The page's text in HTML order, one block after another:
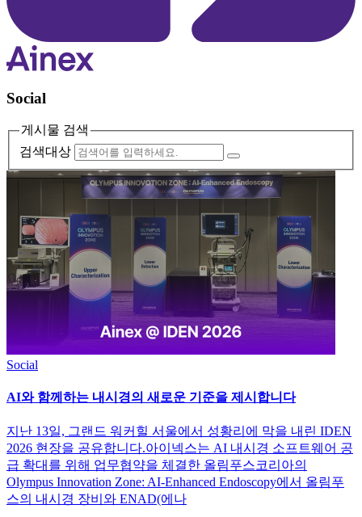
Social
게시물 검색
검색대상
Social
AI와 함께하는 내시경의 새로운 기준을 제시합니다
지난 13일, 그랜드 워커힐 서울에서 성황리에 막을 내린 IDEN
2026 현장을 공유합니다.아이넥스는 AI 내시경 소프트웨어 공
급 확대를 위해 업무협약을 체결한 올림푸스코리아의
Olympus Innovation Zone: AI-Enhanced Endoscopy에서 올림푸
스의 내시경 장비와 ENAD(에나